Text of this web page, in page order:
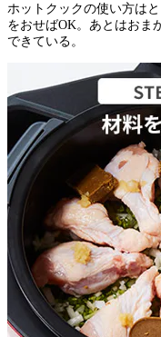
ホットクックの使い方は
をおせばOK。あとはおま
できている。